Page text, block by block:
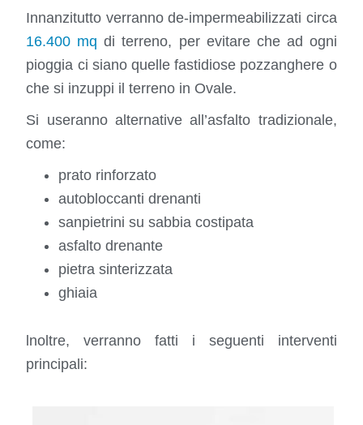
Innanzitutto verranno de-impermeabilizzati circa
16.400 mq di terreno, per evitare che ad ogni
pioggia ci siano quelle fastidiose pozzanghere o
che si inzuppi il terreno in Ovale.
Si useranno alternative all’asfalto tradizionale,
come:
prato rinforzato
autobloccanti drenanti
sanpietrini su sabbia costipata
asfalto drenante
pietra sinterizzata
ghiaia
lnoltre, verranno fatti i seguenti interventi
principali: